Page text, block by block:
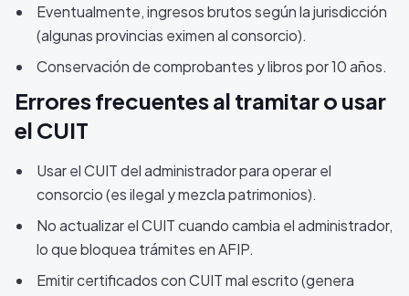
Eventualmente, ingresos brutos según la jurisdicción
(algunas provincias eximen al consorcio).
Conservación de comprobantes y libros por 10 años.
Errores frecuentes al tramitar o usar
el CUIT
Usar el CUIT del administrador para operar el
consorcio (es ilegal y mezcla patrimonios).
No actualizar el CUIT cuando cambia el administrador,
lo que bloquea trámites en AFIP.
Emitir certificados con CUIT mal escrito (genera